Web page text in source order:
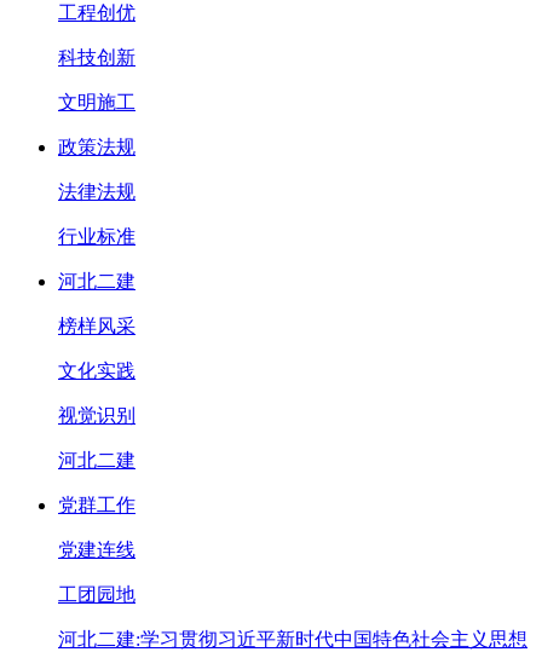
工程创优
科技创新
文明施工
政策法规
法律法规
行业标准
河北二建
榜样风采
文化实践
视觉识别
河北二建
党群工作
党建连线
工团园地
河北二建:学习贯彻习近平新时代中国特色社会主义思想